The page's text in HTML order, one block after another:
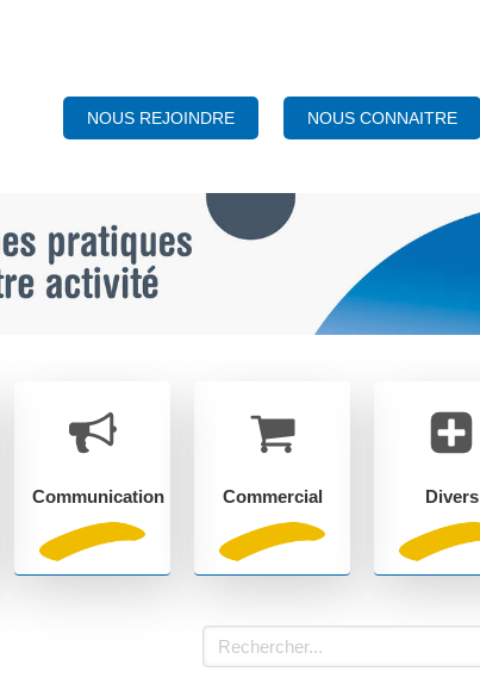
NOUS REJOINDRE NOUS CONNAITRE
Communication Commercial Divers
Rechercher